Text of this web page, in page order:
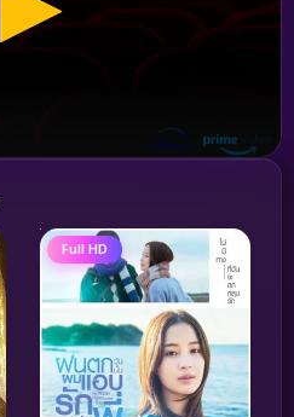
Full HD